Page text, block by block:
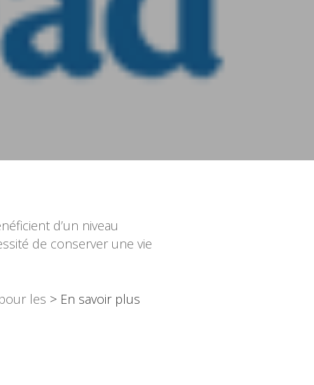
d’un niveau
de conserver une vie
les > En savoir plus